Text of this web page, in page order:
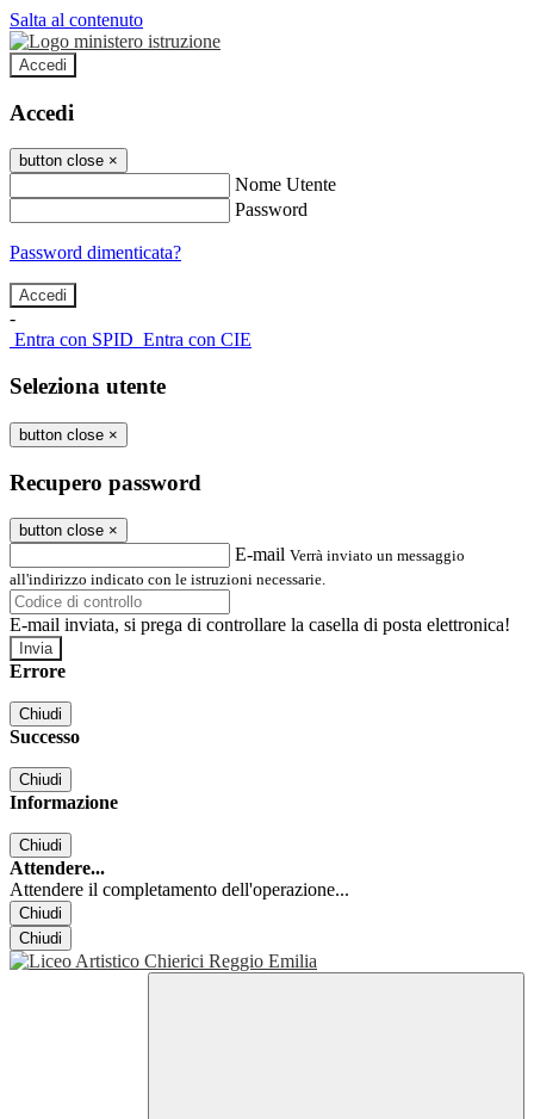
Salta al contenuto
Accedi
Accedi
button close ×
Nome Utente
Password
Password dimenticata?
-
Entra con SPID Entra con CIE
Seleziona utente
button close ×
Recupero password
button close ×
E-mail Verrà inviato un messaggio
all'indirizzo indicato con le istruzioni necessarie.
E-mail inviata, si prega di controllare la casella di posta elettronica!
Errore
Chiudi
Successo
Chiudi
Informazione
Chiudi
Attendere...
Attendere il completamento dell'operazione...
Chiudi
Chiudi